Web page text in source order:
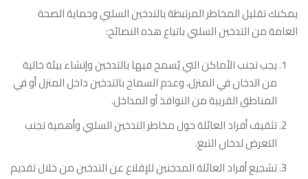
يمكنك تقليل المخاطر المرتبطة بالتدخين السلبي وحماية الصحة
العامة من التدخين السلبي باتباع هذه النصائح:
يجب تجنب الأماكن التي يُسمح فيها بالتدخين وإنشاء بيئة خالية
من الدخان في المنزل، وعدم السماح بالتدخين داخل المنزل أو في
المناطق القريبة من النوافذ أو المداخل.
تثقيف أفراد العائلة حول مخاطر التدخين السلبي وأهمية تجنب
التعرض لدخان التبغ.
تشجيع أفراد العائلة المدخنين للإقلاع عن التدخين من خلال تقديم